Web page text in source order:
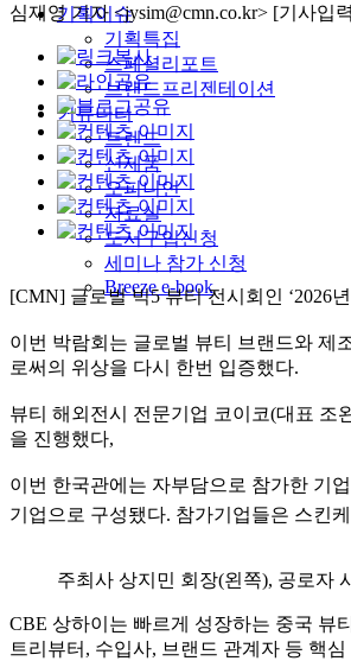
기획이슈
기획특집
스페셜리포트
브랜드프리젠테이션
커뮤니티
트렌드
신제품
오피니언
자료실
도서구입신청
세미나 참가 신청
Breeze e-book
심재영 기자 <jysim@cmn.co.kr> [기사입
[CMN] 글로벌 빅5 뷰티 전시회인 ‘2026
이번 박람회는 글로벌 뷰티 브랜드와 제
로써의 위상을 다시 한번 입증했다.
뷰티 해외전시 전문기업 코이코(대표 조
을 진행했다,
이번 한국관에는 자부담으로 참가한 기
기업으로 구성됐다. 참가기업들은 스킨
주최사 상지민 회장(왼쪽), 공로자
CBE 상하이는 빠르게 성장하는 중국 뷰
트리뷰터, 수입사, 브랜드 관계자 등 핵